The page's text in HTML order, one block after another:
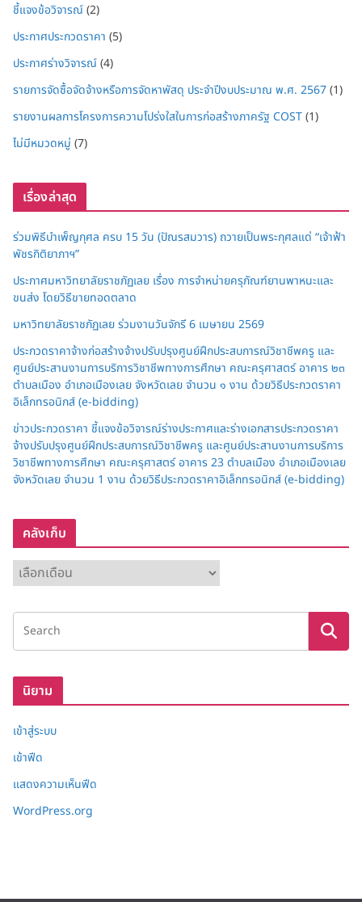
ชี้แจงข้อวิจารณ์(2)
ประกาศประกวดราคา (5)
ประกาศร่างวิจารณ์(4)
รายการจัดซื้อจัดจ้างหรือการจัดหาพัสดุ ประจำปีงบประมาณ พ.ศ. 2567(1)
รายงานผลการโครงการความโปร่งใสในการก่อสร้างภาครัฐ COST(1)
ไม่มีหมวดหมู่ (7)
เรื่องล่าสุด
ร่วมพิธีบำเพ็ญกุศล ครบ 15 วัน (ปัณรสมวาร) ถวายเป็นพระกุศลแด่ “เจ้าฟ้า
พัชรกิติยาภาฯ”
ประกาศมหาวิทยาลัยราชภัฏเลย เรื่อง การจำหน่ายครุภัณฑ์ยานพาหนะและ
ขนส่ง โดยวิธีขายทอดตลาด
มหาวิทยาลัยราชภัฏเลย ร่วมงานวันจักรี 6 เมษายน 2569
ประกวดราคาจ้างก่อสร้างจ้างปรับปรุงศูนย์ฝึกประสบการณ์วิชาชีพครู และ
ศูนย์ประสานงานการบริการวิชาชีพทางการศึกษา คณะครุศาสตร์ อาคาร ๒๓
ตำบลเมือง อำเภอเมืองเลย จังหวัดเลย จำนวน ๑ งาน ด้วยวิธีประกวดราคา
อิเล็กทรอนิกส์ (e-bidding)
ข่าวประกวดราคา ชี้แจงข้อวิจารณ์ร่างประกาศและร่างเอกสารประกวดราคา
จ้างปรับปรุงศูนย์ฝึกประสบการณ์วิชาชีพครู และศูนย์ประสานงานการบริการ
วิชาชีพทางการศึกษา คณะครุศาสตร์ อาคาร 23 ตำบลเมือง อำเภอเมืองเลย
จังหวัดเลย จำนวน 1 งาน ด้วยวิธีประกวดราคาอิเล็กทรอนิกส์ (e-bidding)
คลังเก็บ
ลั
ง
ก็
นิยาม
เข้าสู่ระบบ
เข้าฟีด
แสดงความเห็นฟีด
WordPress.org